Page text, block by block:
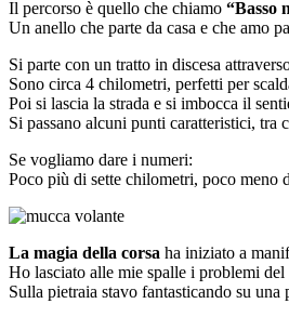
Il percorso è quello che chiamo “Basso
Un anello che parte da casa e che amo
Si parte con un tratto in discesa
Sono circa 4 chilometri, perfetti per
Poi si lascia la strada e si imbocca il
Si passano alcuni punti caratteristici, tra
Se vogliamo dare i numeri:
Poco più di sette chilometri, poco meno
La magia della corsa ha iniziato a
Ho lasciato alle mie spalle i problemi
Sulla pietraia stavo fantasticando su una